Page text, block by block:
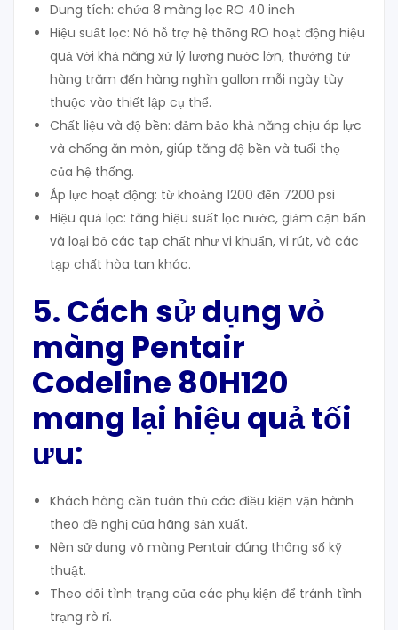
Dung tích: chứa 8 màng lọc RO 40 inch
Hiệu suất lọc: Nó hỗ trợ hệ thống RO hoạt động hiệu
quả với khả năng xử lý lượng nước lớn, thường từ
hàng trăm đến hàng nghìn gallon mỗi ngày tùy
thuộc vào thiết lập cụ thể.
Chất liệu và độ bền: đảm bảo khả năng chịu áp lực
và chống ăn mòn, giúp tăng độ bền và tuổi thọ
của hệ thống.
Áp lực hoạt động: từ khoảng 1200 đến 7200 psi
Hiệu quả lọc: tăng hiệu suất lọc nước, giảm cặn bẩn
và loại bỏ các tạp chất như vi khuẩn, vi rút, và các
tạp chất hòa tan khác.
5. Cách sử dụng vỏ
màng Pentair
Codeline 80H120
mang lại hiệu quả tối
ưu:
Khách hàng cần tuân thủ các điều kiện vận hành
theo đề nghị của hãng sản xuất.
Nên sử dụng vỏ màng Pentair đúng thông số kỹ
thuật.
Theo dõi tình trạng của các phụ kiện để tránh tình
trạng rò rỉ.